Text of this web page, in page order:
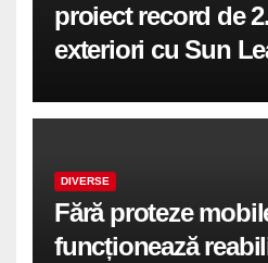
proiect record de
exteriori cu Sun
DIVERSE
Fără proteze
funcționează